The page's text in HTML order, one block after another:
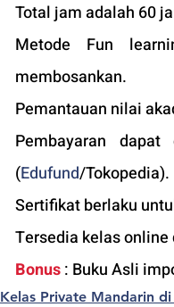
Total jam adalah 60
Metode Fun
membosankan.
Pemantauan nilai
Pembayaran
(Edufund/Tokopedia).
Sertifikat berlaku
Tersedia kelas
Bonus : Buku Asli
Kelas Private Mandarin di